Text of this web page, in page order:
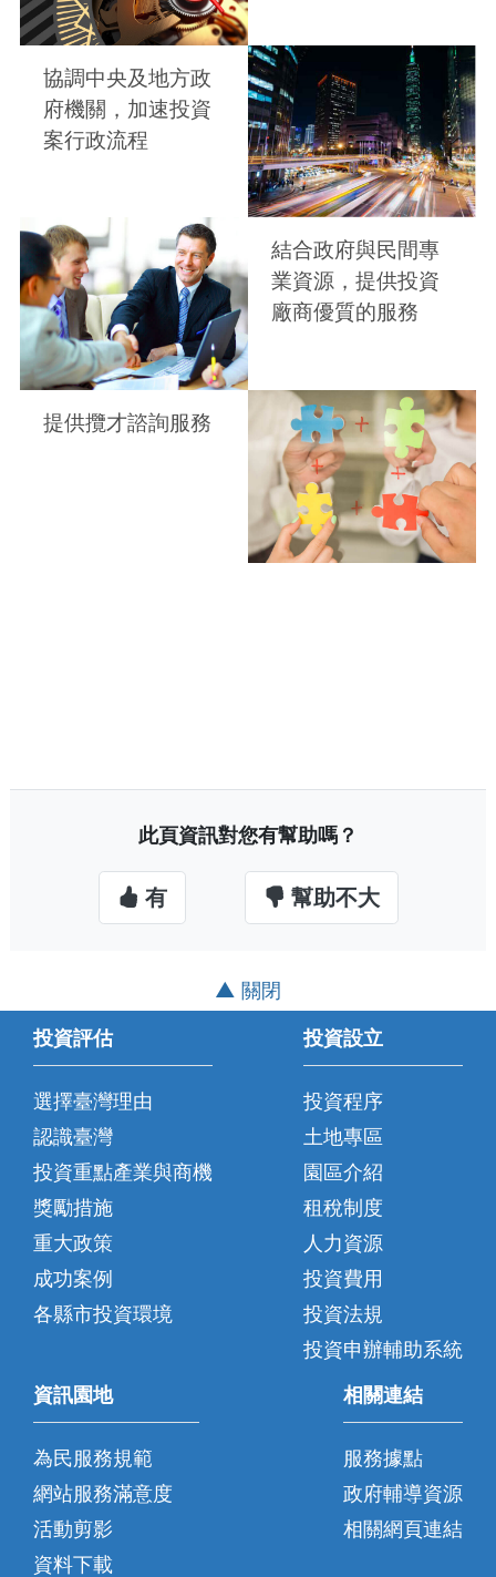
協調中央及地方政
府機關，加速投資
案行政流程
結合政府與民間專
業資源，提供投資
廠商優質的服務
提供攬才諮詢服務
此頁資訊對您有幫助嗎？
有 幫助不大
▲ 關閉
投資評估
選擇臺灣理由
認識臺灣
投資重點產業與商機
獎勵措施
重大政策
成功案例
各縣市投資環境
投資設立
投資程序
土地專區
園區介紹
租稅制度
人力資源
投資費用
投資法規
投資申辦輔助系統
資訊園地
為民服務規範
網站服務滿意度
活動剪影
資料下載
相關連結
服務據點
政府輔導資源
相關網頁連結